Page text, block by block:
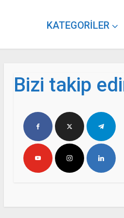
KATEGORILER
Bizi takip